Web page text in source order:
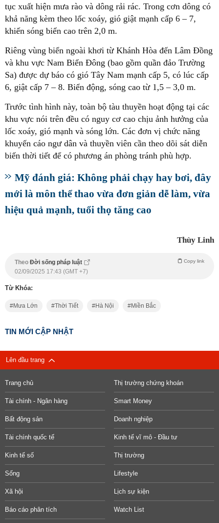
tục xuất hiện mưa rào và dông rải rác. Trong cơn dông có
khả năng kèm theo lốc xoáy, gió giật mạnh cấp 6 – 7,
khiến sóng biển cao trên 2,0 m.
Riêng vùng biển ngoài khơi từ Khánh Hòa đến Lâm Đồng
và khu vực Nam Biển Đông (bao gồm quần đảo Trường
Sa) được dự báo có gió Tây Nam mạnh cấp 5, có lúc cấp
6, giật cấp 7 – 8. Biển động, sóng cao từ 1,5 – 3,0 m.
Trước tình hình này, toàn bộ tàu thuyền hoạt động tại các
khu vực nói trên đều có nguy cơ cao chịu ảnh hưởng của
lốc xoáy, gió mạnh và sóng lớn. Các đơn vị chức năng
khuyến cáo ngư dân và thuyền viên cần theo dõi sát diễn
biến thời tiết để có phương án phòng tránh phù hợp.
Mỹ đánh giá: Không phải chạy hay bơi, đây
mới là môn thể thao vừa đơn giản dễ làm, vừa
hiệu quả mạnh, tuổi thọ tăng cao
Thùy Linh
Theo Đời sống pháp luật Copy link
02/09/2025 17:43 (GMT +7)
Từ Khóa:
Mưa Lớn Thời Tiết Hà Nội Miền Bắc
TIN MỚI CẬP NHẬT
Lên đầu trang
Trang chủ Thị trường chứng khoán
Tài chính - Ngân hàng Smart Money
Bất động sản Doanh nghiệp
Tài chính quốc tế Kinh tế vĩ mô - Đầu tư
Kinh tế số Thị trường
Sống Lifestyle
Xã hội Lịch sự kiện
Báo cáo phân tích Watch List